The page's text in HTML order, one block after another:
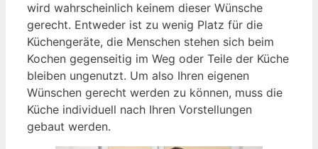
wird wahrscheinlich keinem dieser Wünsche
gerecht. Entweder ist zu wenig Platz für die
Küchengeräte, die Menschen stehen sich beim
Kochen gegenseitig im Weg oder Teile der Küche
bleiben ungenutzt. Um also Ihren eigenen
Wünschen gerecht werden zu können, muss die
Küche individuell nach Ihren Vorstellungen
gebaut werden.